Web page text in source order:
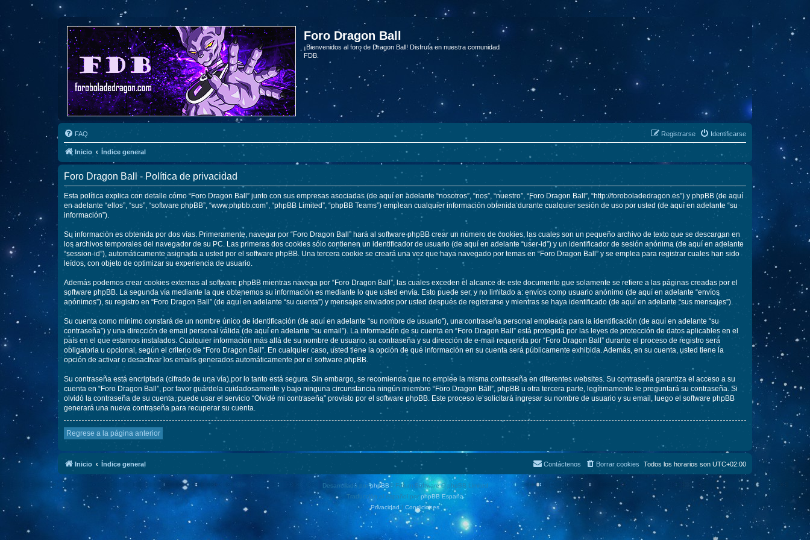
Foro Dragon Ball
¡Bienvenidos al foro de Dragon Ball! Disfruta en nuestra comunidad
FDB.
FAQ Identificarse
Registrarse
Inicio Índice general
Foro Dragon Ball - Política de privacidad
Esta política explica con detalle cómo “Foro Dragon Ball” junto con sus empresas asociadas (de aquí en adelante “nosotros”, “nos”, “nuestro”, “Foro Dragon Ball”, “http://foroboladedragon.es”) y phpBB (de aquí
en adelante “ellos”, “sus”, “software phpBB”, “www.phpbb.com”, “phpBB Limited”, “phpBB Teams”) emplean cualquier información obtenida durante cualquier sesión de uso por usted (de aquí en adelante “su
información”).
Su información es obtenida por dos vías. Primeramente, navegar por “Foro Dragon Ball” hará al software phpBB crear un número de cookies, las cuales son un pequeño archivo de texto que se descargan en
los archivos temporales del navegador de su PC. Las primeras dos cookies sólo contienen un identificador de usuario (de aquí en adelante “user-id”) y un identificador de sesión anónima (de aquí en adelante
“session-id”), automáticamente asignada a usted por el software phpBB. Una tercera cookie se creará una vez que haya navegado por temas en “Foro Dragon Ball” y se emplea para registrar cuales han sido
leídos, con objeto de optimizar su experiencia de usuario.
Además podemos crear cookies externas al software phpBB mientras navega por “Foro Dragon Ball”, las cuales exceden el alcance de este documento que solamente se refiere a las páginas creadas por el
software phpBB. La segunda vía mediante la que obtenemos su información es mediante lo que usted envía. Esto puede ser, y no limitado a: envíos como usuario anónimo (de aquí en adelante “envíos
anónimos”), su registro en “Foro Dragon Ball” (de aquí en adelante “su cuenta”) y mensajes enviados por usted después de registrarse y mientras se haya identificado (de aquí en adelante “sus mensajes”).
Su cuenta como mínimo constará de un nombre único de identificación (de aquí en adelante “su nombre de usuario”), una contraseña personal empleada para la identificación (de aquí en adelante “su
contraseña”) y una dirección de email personal válida (de aquí en adelante “su email”). La información de su cuenta en “Foro Dragon Ball” está protegida por las leyes de protección de datos aplicables en el
país en el que estamos instalados. Cualquier información más allá de su nombre de usuario, su contraseña y su dirección de e-mail requerida por “Foro Dragon Ball” durante el proceso de registro será
obligatoria u opcional, según el criterio de “Foro Dragon Ball”. En cualquier caso, usted tiene la opción de qué información en su cuenta será públicamente exhibida. Además, en su cuenta, usted tiene la
opción de activar o desactivar los emails generados automáticamente por el software phpBB.
Su contraseña está encriptada (cifrado de una vía) por lo tanto está segura. Sin embargo, se recomienda que no emplee la misma contraseña en diferentes websites. Su contraseña garantiza el acceso a su
cuenta en “Foro Dragon Ball”, por favor guárdela cuidadosamente y bajo ninguna circunstancia ningún miembro “Foro Dragon Ball”, phpBB u otra tercera parte, legítimamente le preguntará su contraseña. Si
olvidó la contraseña de su cuenta, puede usar el servicio “Olvidé mi contraseña” provisto por el software phpBB. Este proceso le solicitará ingresar su nombre de usuario y su email, luego el software phpBB
generará una nueva contraseña para recuperar su cuenta.
Regrese a la página anterior
Inicio Índice general Todos los horarios son UTC+02:00
Borrar cookies
Contáctenos
Desarrollado porphpBB ® Forum Software © phpBB Limited
Traducción al español por phpBB España
Privacidad | Condiciones